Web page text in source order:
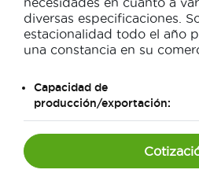
diversas especificaciones.
estacionalidad todo el año
una constancia en su
Capacidad de
producción/exportación: